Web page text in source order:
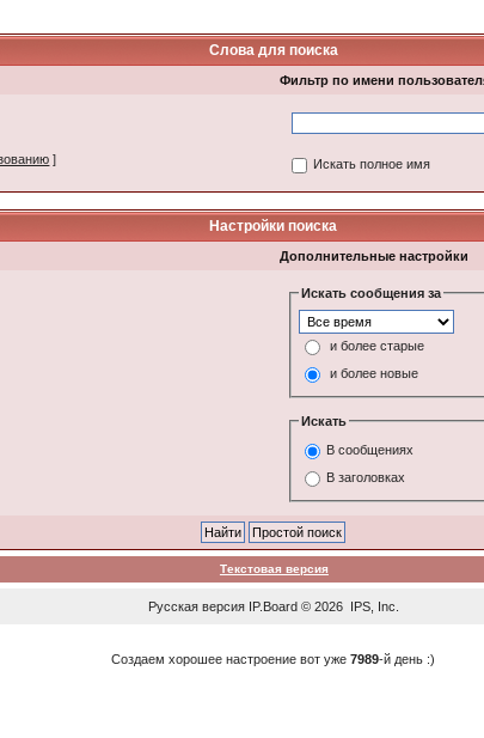
Слова для поиска
Фильтр по имени
] Искать полное имя
Настройки поиска
Дополнительные настройки
Искать сообщения за
и более старые
и более новые
Искать
В сообщениях
В заголовках
Текстовая версия
Русская версия IP.Board© 2026 IPS, Inc
Создаем хорошее настроение вот уже7989-й день :)